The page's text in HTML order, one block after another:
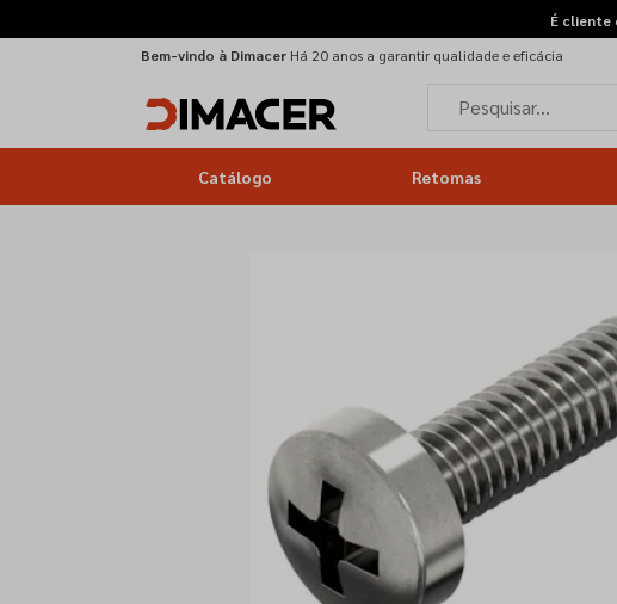
É cliente
Bem-vindo à Dimacer Há 20 anos a garantir qualidade e eficácia
Catálogo Retomas